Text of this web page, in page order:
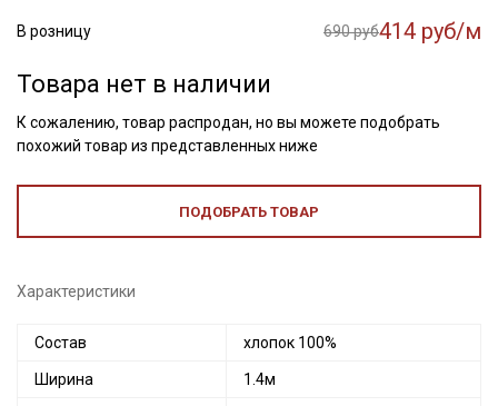
В розницу 690 руб414 руб/м
Товара нет в наличии
К сожалению, товар распродан, но вы можете подобрать
похожий товар из представленных ниже
ПОДОБРАТЬ ТОВАР
Характеристики
Состав хлопок 100%
Ширина 1.4м